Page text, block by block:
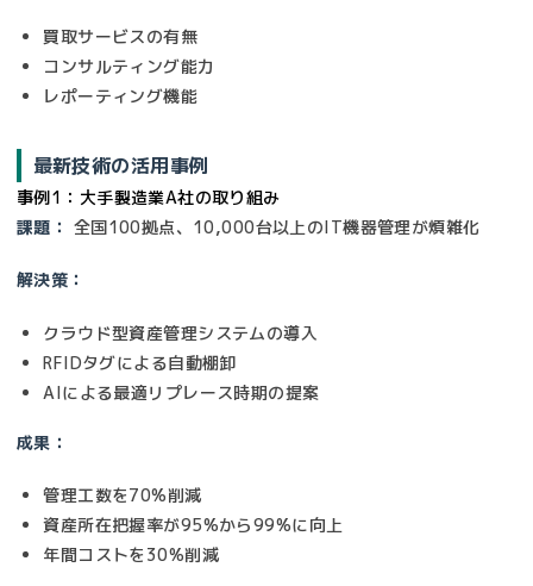
買取サービスの有無
コンサルティング能力
レポーティング機能
最新技術の活用事例
事例1：大手製造業A社の取り組み
課題： 全国100拠点、10,000台以上のIT機器管理が煩雑化
解決策：
クラウド型資産管理システムの導入
RFIDタグによる自動棚卸
AIによる最適リプレース時期の提案
成果：
管理工数を70%削減
資産所在把握率が95%から99%に向上
年間コストを30%削減